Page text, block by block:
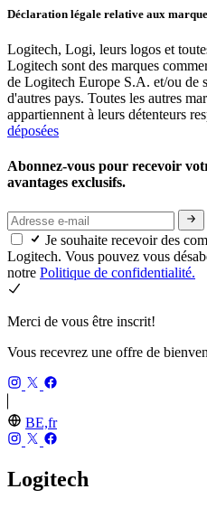
Déclaration légale relative aux
Logitech, Logi, leurs logos et
Logitech sont des marques
de Logitech Europe S.A. et/ou de
d'autres pays. Toutes les autres
appartiennent à leurs détenteurs
déposées
Abonnez-vous pour recevoir
avantages exclusifs.
Je souhaite recevoir des
Logitech. Vous pouvez vous
notre Politique de confidentialité.
Merci de vous être inscrit!
Vous recevrez une offre de
BE,fr
Logitech